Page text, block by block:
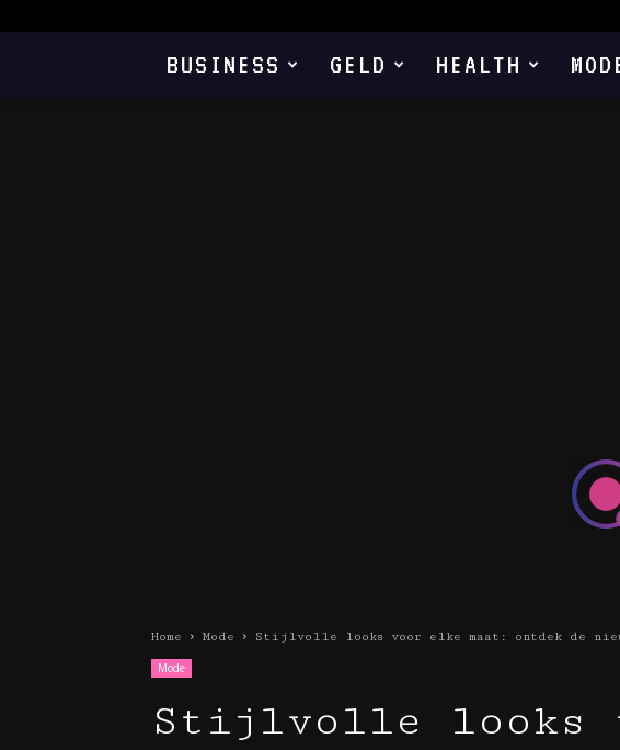
BUSINESS GELD HEALTH
Home Mode Stijlvolle looks voor elke maat: ontdek de
Mode
Stijlvolle looks